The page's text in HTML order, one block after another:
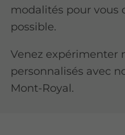
modalités pour vous
possible.
Venez expérimenter
personnalisés avec
Mont-Royal.